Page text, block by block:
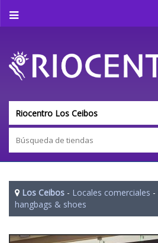
Los Ceibos - Locales comerciales -
hangbags & shoes